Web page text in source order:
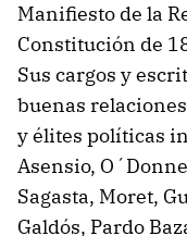
Manifiesto de la
Constitución de
Sus cargos y
buenas
y élites políticas
Asensio,
Sagasta, Moret,
Galdós, Pardo